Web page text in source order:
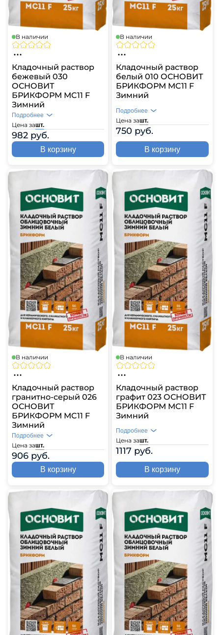
В наличии
Кладочный раствор
бежевый 030
ОСНОВИТ
БРИКФОРМ MC11 F
Зимний
Цена зашт.
982 руб.
Подробнее
В корзину
В наличии
Кладочный раствор
белый 010 ОСНОВИТ
БРИКФОРМ MC11 F
Зимний
Цена зашт.
750 руб.
Подробнее
В корзину
В наличии
Кладочный раствор
гранитно-серый 026
ОСНОВИТ
БРИКФОРМ MC11 F
Зимний
Цена зашт.
906 руб.
Подробнее
В корзину
В наличии
Кладочный раствор
графит 023 ОСНОВИТ
БРИКФОРМ MC11 F
Зимний
Цена зашт.
1117 руб.
Подробнее
В корзину